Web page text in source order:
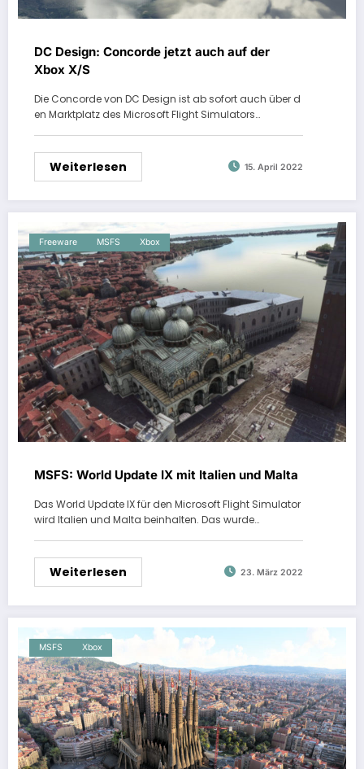
DC Design: Concorde jetzt auch auf der
Xbox X/S
Die Concorde von DC Design ist ab sofort auch über d
en Marktplatz des Microsoft Flight Simulators…
Weiterlesen 15. April 2022
Freeware MSFS Xbox
MSFS: World Update IX mit Italien und Malta
Das World Update IX für den Microsoft Flight Simulator
wird Italien und Malta beinhalten. Das wurde…
Weiterlesen 23. März 2022
MSFS Xbox